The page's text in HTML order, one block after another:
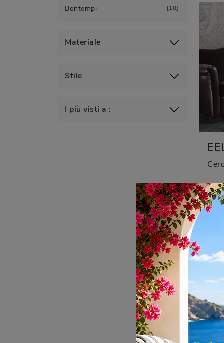
Bontempi 10
Materiale
Stile
I più visti a :